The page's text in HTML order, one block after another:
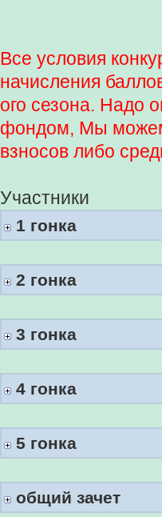
Все условия
начисления
ого сезона. Надо
фондом, Мы можем
взносов либо
Участники
1 гонка
2 гонка
3 гонка
4 гонка
5 гонка
общий зачет